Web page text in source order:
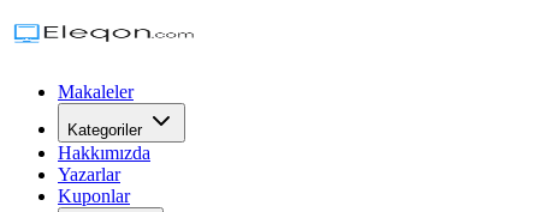
Makaleler
Kategoriler
Hakkımızda
Yazarlar
Kuponlar